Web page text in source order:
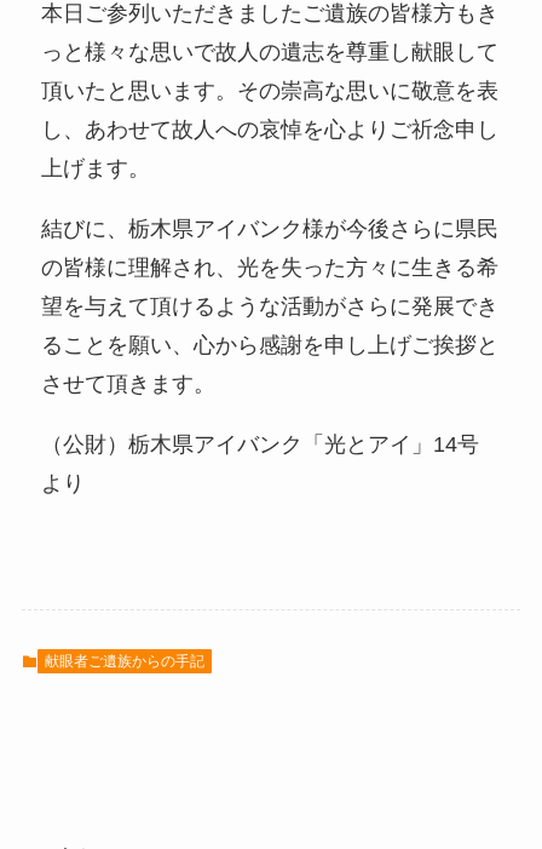
本日ご参列いただきましたご遺族の皆様方もき
っと様々な思いで故人の遺志を尊重し献眼して
頂いたと思います。その崇高な思いに敬意を表
し、あわせて故人への哀悼を心よりご祈念申し
上げます。
結びに、栃木県アイバンク様が今後さらに県民
の皆様に理解され、光を失った方々に生きる希
望を与えて頂けるような活動がさらに発展でき
ることを願い、心から感謝を申し上げご挨拶と
させて頂きます。
（公財）栃木県アイバンク「光とアイ」14号
より
献眼者ご遺族からの手記